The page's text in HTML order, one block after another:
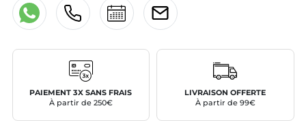
PAIEMENT 3X SANS FRAIS
À partir de 250€
LIVRAISON OFFERTE
À partir de 99€